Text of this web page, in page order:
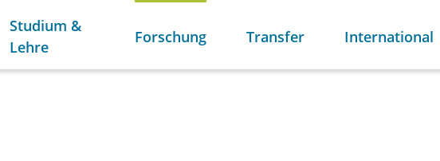
Studium &
Lehre
Forschung Transfer International